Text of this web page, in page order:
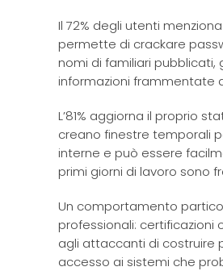
Il 72% degli utenti
permette di crackare
nomi di familiari
informazioni frammentate
L’81% aggiorna il proprio
creano finestre temporali
interne e può essere
primi giorni di lavoro sono
Un comportamento
professionali:
agli attaccanti di costruire
accesso ai sistemi che